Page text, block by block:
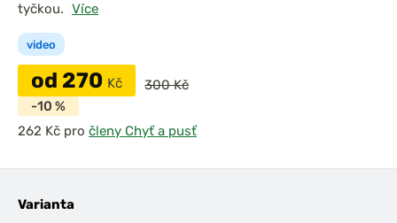
video
tyčkou. Více
od 270 Kč
300 Kč
-10 %
pro členy Chyť a pusť
Varianta